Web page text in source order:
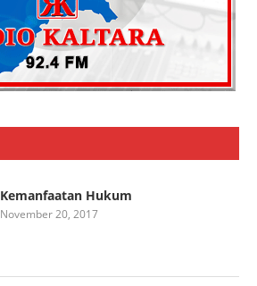
Kemanfaatan Hukum
November 20, 2017